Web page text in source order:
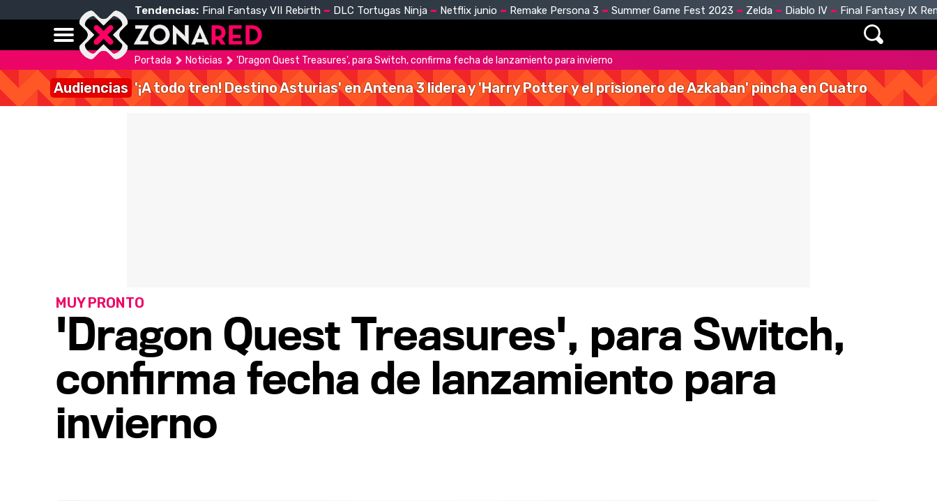
Tendencias: Final Fantasy VII Rebirth DLC Tortugas Ninja Netflix junio Remake Persona 3 Summer Game Fest 2023 Zelda Diablo IV Final Fantasy IX
Portada Noticias 'Dragon Quest Treasures', para Switch, confirma fecha de lanzamiento para invierno
Audiencias '¡A todo tren! Destino Asturias' en Antena 3 lidera y 'Harry Potter y el prisionero de Azkaban' pincha en Cuatro
'Dragon Quest Treasures', para Switch,
confirma fecha de lanzamiento para
invierno
MUY PRONTO